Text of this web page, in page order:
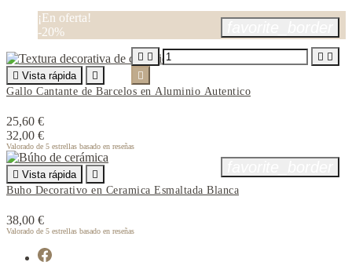
¡En oferta!
-20%
 Vista rápida

Gallo Cantante de Barcelos en Aluminio Autentico
25,60 €
32,00 €
Valorado de 5 estrellas basado en reseñas
   

 Vista rápida

Buho Decorativo en Ceramica Esmaltada Blanca
38,00 €
Valorado de 5 estrellas basado en reseñas